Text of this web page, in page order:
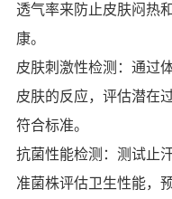
透气率来防止皮肤闷热
康。
皮肤刺激性检测：通过
皮肤的反应，评估潜在
符合标准。
抗菌性能检测：测试止
准菌株评估卫生性能，